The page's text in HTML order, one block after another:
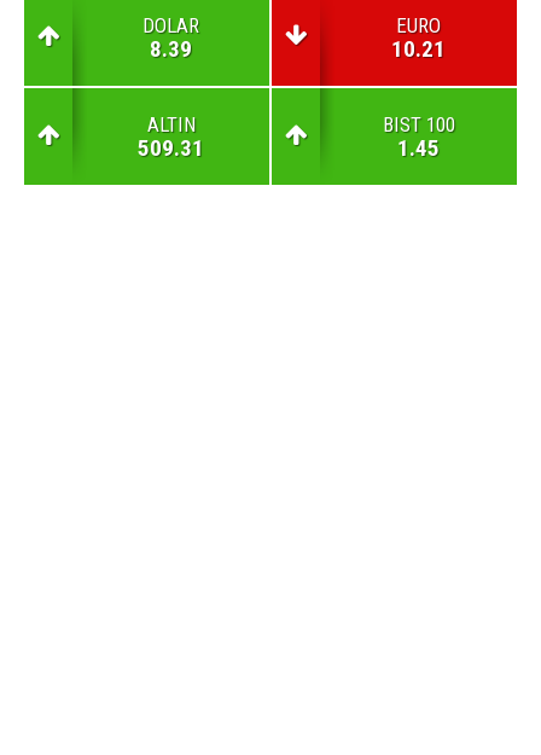
DOLAR
8.39
EURO
10.21
ALTIN
509.31
BIST 100
1.45